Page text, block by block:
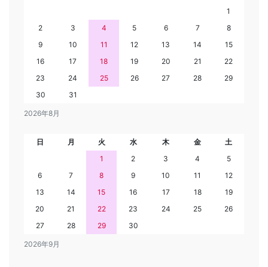
2026年8月
1
2
3 4 5 6 7
8
9
10 11 12 13 14
15
16
17 18 19 20 21
22
23
24 25 26 27 28
29
30
31
2026年9月
日 月 火 水 木 金
土
1
2 3 4
5
6
7 8 9 10 11
12
13
14 15 16 17 18
19
20
21 22 23 24 25
26
27
28 29 30